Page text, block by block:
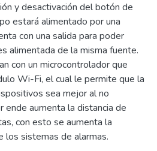
y desactivación del botón de
estará alimentado por una
con una salida para poder
alimentada de la misma fuente.
con un microcontrolador que
Wi-Fi, el cual le permite que la
sea mejor al no
ende aumenta la distancia de
con esto se aumenta la
los sistemas de alarmas.